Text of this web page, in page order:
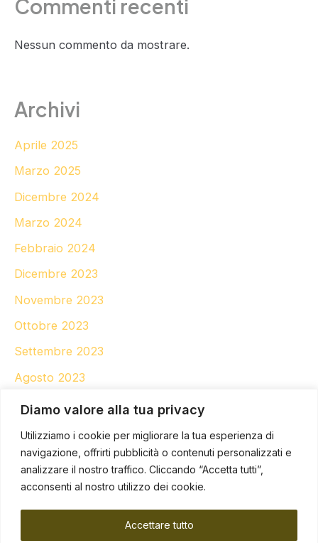
Diamo valore alla tua privacy
Utilizziamo i cookie per migliorare la tua esperienza di
navigazione, offrirti pubblicità o contenuti personalizzati e
analizzare il nostro traffico. Cliccando “Accetta tutti”,
acconsenti al nostro utilizzo dei cookie.
Accettare tutto
Commenti recenti
Nessun commento da mostrare.
Archivi
Aprile 2025
Marzo 2025
Dicembre 2024
Marzo 2024
Febbraio 2024
Dicembre 2023
Novembre 2023
Ottobre 2023
Settembre 2023
Agosto 2023
Aprile 2023
Marzo 2023
Gennaio 2023
Novembre 2022